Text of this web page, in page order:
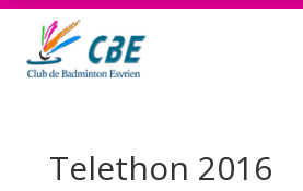
Telethon 2016